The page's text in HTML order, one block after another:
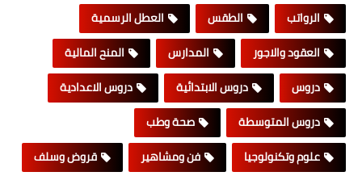
الرواتب
الطقس
العطل الرسمية
العقود والاجور
المدارس
المنح المالية
دروس
دروس الابتدائية
دروس الاعدادية
دروس المتوسطة
صحة وطب
علوم وتكنولوجيا
فن ومشاهير
قروض وسلف